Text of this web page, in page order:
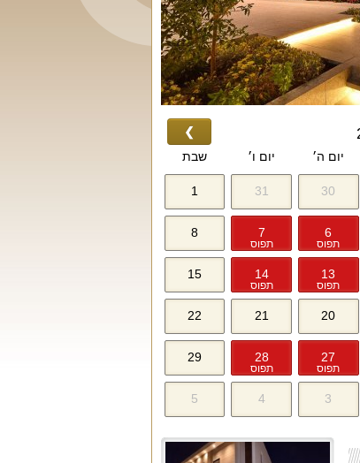
יום ה׳ יום ו׳ שבת
30
31
1
6
תפוס
7
תפוס
8
13
תפוס
14
תפוס
15
20
21
22
27
תפוס
28
תפוס
29
3
4
5
❯